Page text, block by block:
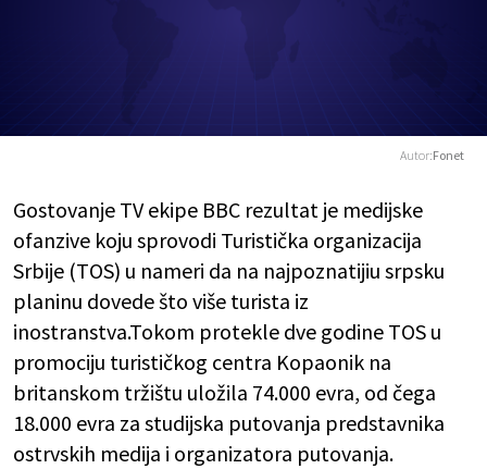
Autor:Fonet
Gostovanje TV ekipe BBC rezultat je medijske
ofanzive koju sprovodi Turistička organizacija
Srbije (TOS) u nameri da na najpoznatijiu srpsku
planinu dovede što više turista iz
inostranstva.Tokom protekle dve godine TOS u
promociju turističkog centra Kopaonik na
britanskom tržištu uložila 74.000 evra, od čega
18.000 evra za studijska putovanja predstavnika
ostrvskih medija i organizatora putovanja.